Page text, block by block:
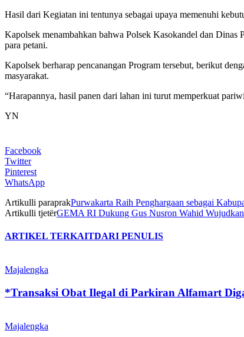
Hasil dari Kegiatan ini tentunya sebagai upaya memenuhi
Kapolsek menambahkan bahwa Polsek Kasokandel dan Dinas
para petani.
Kapolsek berharap pencanangan Program tersebut, berikut
masyarakat.
“Harapannya, hasil panen dari lahan ini turut memperkuat
YN
Facebook
Twitter
Pinterest
WhatsApp
Artikulli paraprakPurwakarta Raih Penghargaan sebagai
Artikulli tjetërGEMA RI Dukung Gus Nusron Wahid
ARTIKEL TERKAITDARI PENULIS
Majalengka
*Transaksi Obat Ilegal di Parkiran Alfamart
Majalengka